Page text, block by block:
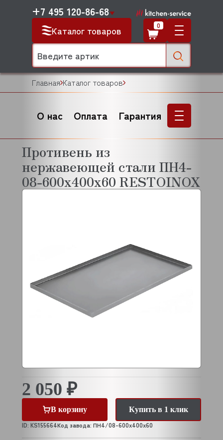
Каталог товаров
+7 495 120-86-68
0
Главная Каталог товаров
О нас Оплата Гарантия
Противень из
нержавеющей стали ПН4-
08-600х400х60 RESTOINOX
2 050 ₽
В корзину
Купить в 1 клик
ID: KS155664Код завода: ПН4/08-600х400х60